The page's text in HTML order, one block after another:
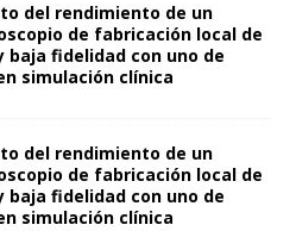
del rendimiento de un
de fabricación local de
baja fidelidad con uno de
simulación clínica
del rendimiento de un
de fabricación local de
baja fidelidad con uno de
simulación clínica